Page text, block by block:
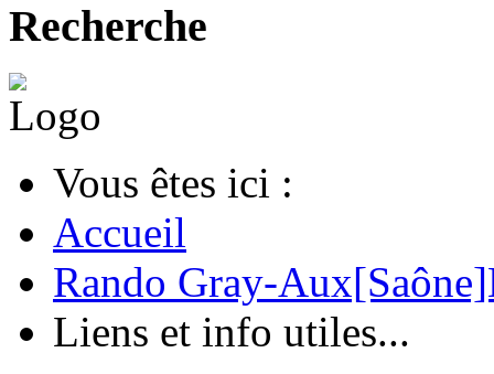
Recherche
Vous êtes ici :
Accueil
Rando Gray-
Liens et info utiles...